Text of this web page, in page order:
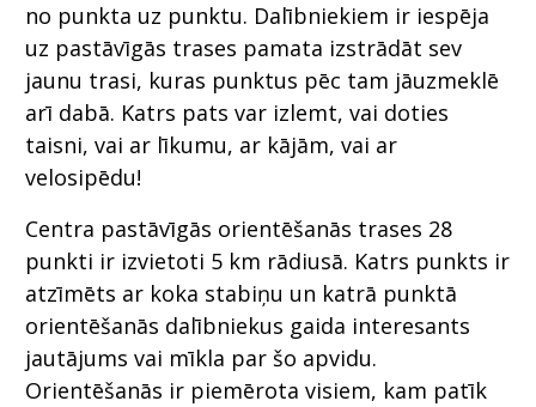
no punkta uz punktu. Dalībniekiem ir iespēja
uz pastāvīgās trases pamata izstrādāt sev
jaunu trasi, kuras punktus pēc tam jāuzmeklē
arī dabā. Katrs pats var izlemt, vai doties
taisni, vai ar līkumu, ar kājām, vai ar
velosipēdu!
Centra pastāvīgās orientēšanās trases 28
punkti ir izvietoti 5 km rādiusā. Katrs punkts ir
atzīmēts ar koka stabiņu un katrā punktā
orientēšanās dalībniekus gaida interesants
jautājums vai mīkla par šo apvidu.
Orientēšanās ir piemērota visiem, kam patīk